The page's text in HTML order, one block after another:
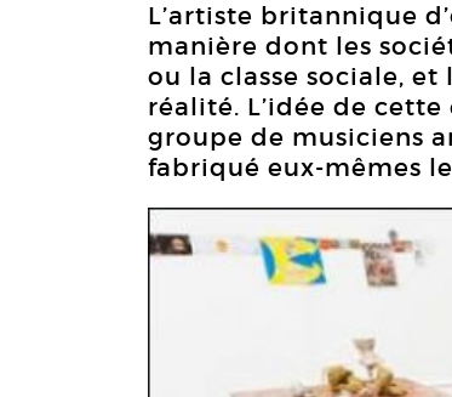
L’artiste britannique
manière dont les
ou la classe sociale,
réalité. L’idée de
groupe de musiciens
fabriqué eux-mêmes